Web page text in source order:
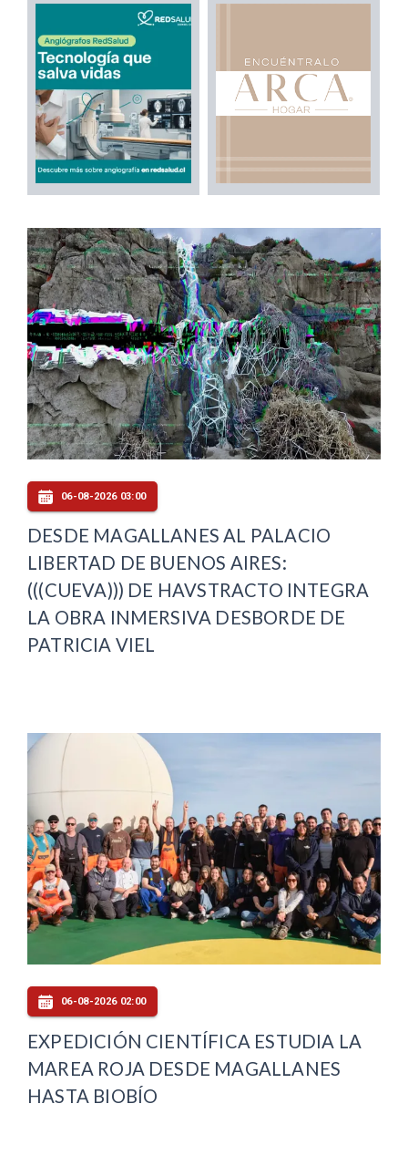
06-08-2026 03:00
DESDE MAGALLANES AL PALACIO
LIBERTAD DE BUENOS AIRES:
(((CUEVA))) DE HAVSTRACTO INTEGRA
LA OBRA INMERSIVA DESBORDE DE
PATRICIA VIEL
06-08-2026 02:00
EXPEDICIÓN CIENTÍFICA ESTUDIA LA
MAREA ROJA DESDE MAGALLANES
HASTA BIOBÍO